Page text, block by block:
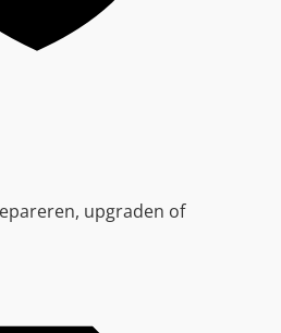
upgraden of